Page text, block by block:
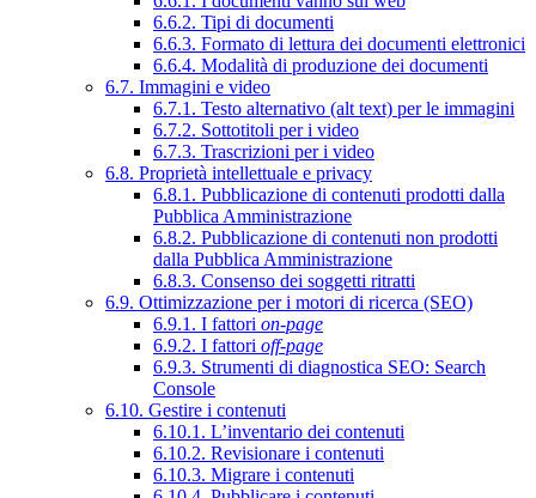
6.6.2. Tipi di documenti
6.6.3. Formato di lettura dei documenti elettronici
6.6.4. Modalità di produzione dei documenti
6.7. Immagini e video
6.7.1. Testo alternativo (alt text) per le immagini
6.7.2. Sottotitoli per i video
6.7.3. Trascrizioni per i video
6.8. Proprietà intellettuale e privacy
6.8.1. Pubblicazione di contenuti prodotti dalla
Pubblica Amministrazione
6.8.2. Pubblicazione di contenuti non prodotti
dalla Pubblica Amministrazione
6.8.3. Consenso dei soggetti ritratti
6.9. Ottimizzazione per i motori di ricerca (SEO)
6.9.1. I fattori on-page
6.9.2. I fattori off-page
6.9.3. Strumenti di diagnostica SEO: Search
Console
6.10. Gestire i contenuti
6.10.1. L’inventario dei contenuti
6.10.2. Revisionare i contenuti
6.10.3. Migrare i contenuti